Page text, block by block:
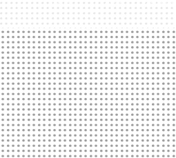
ACCUEIL LE HANGAR